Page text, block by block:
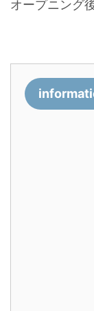
オープニング